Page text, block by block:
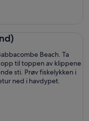
Beach. Ta
til toppen av klippene
sti. Prøv fiskelykken i
ned i havdypet.